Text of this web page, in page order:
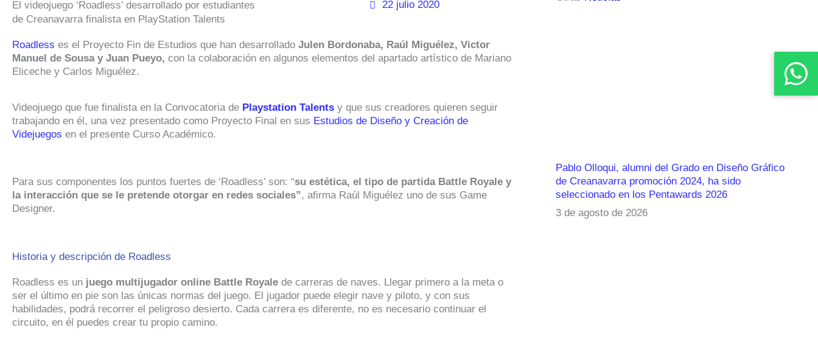
El videojuego ‘Roadless’ desarrollado por estudiantes
de Creanavarra finalista en PlayStation Talents
22 julio 2020
Roadless es el Proyecto Fin de Estudios que han desarrollado Julen Bordonaba, Raúl Miguélez, Victor
Manuel de Sousa y Juan Pueyo, con la colaboración en algunos elementos del apartado artístico de Mariano
Eliceche y Carlos Miguélez.
Videojuego que fue finalista en la Convocatoria de Playstation Talents y que sus creadores quieren seguir
trabajando en él, una vez presentado como Proyecto Final en sus Estudios de Diseño y Creación de
Videjuegos en el presente Curso Académico.
Para sus componentes los puntos fuertes de ‘Roadless’ son: “su estética, el tipo de partida Battle Royale y
la interacción que se le pretende otorgar en redes sociales”, afirma Raúl Miguélez uno de sus Game
Designer.
Historia y descripción de Roadless
Roadless es un juego multijugador online Battle Royale de carreras de naves. Llegar primero a la meta o
ser el último en pie son las únicas normas del juego. El jugador puede elegir nave y piloto, y con sus
habilidades, podrá recorrer el peligroso desierto. Cada carrera es diferente, no es necesario continuar el
circuito, en él puedes crear tu propio camino.
Pablo Olloqui, alumni del Grado en Diseño Gráfico
de Creanavarra promoción 2024, ha sido
seleccionado en los Pentawards 2026
3 de agosto de 2026